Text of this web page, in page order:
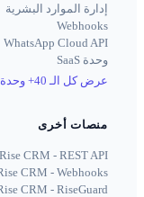
إدارة الموارد البشرية
Webhooks
WhatsApp Cloud API
وحدة SaaS
عرض كل الـ 40+ وحدة
→
منصات أخرى
Rise CRM - REST API
Rise CRM - Webhooks
Rise CRM - RiseGuard